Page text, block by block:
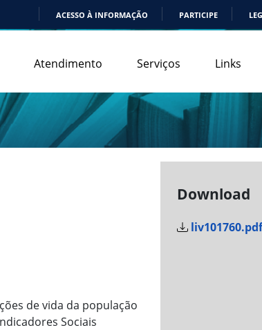
ACESSO À INFORMAÇÃO PARTICIPE
Atendimento Serviços Links
de vida da população
Sociais
Download